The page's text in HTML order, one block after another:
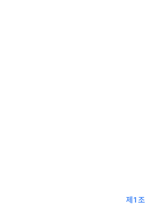
제1조